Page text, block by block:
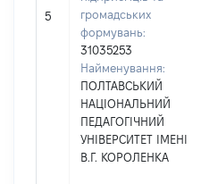
5
громадських
формувань:
31035253
Найменування:
ПОЛТАВСЬКИЙ
НАЦІОНАЛЬНИЙ
ПЕДАГОГІЧНИЙ
УНІВЕРСИТЕТ ІМЕНІ
В.Г. КОРОЛЕНКА